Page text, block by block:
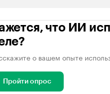
что ИИ
о вашем опыте
Пройти опрос